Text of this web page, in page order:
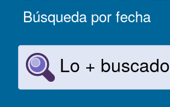
Búsqueda por fecha
Lo + buscado